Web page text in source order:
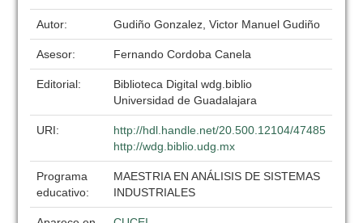
Autor: Gudiño Gonzalez, Victor Manuel Gudiño
Asesor: Fernando Cordoba Canela
Editorial:
Biblioteca Digital wdg.biblio
Universidad de Guadalajara
URI:
http://hdl.handle.net/20.500.12104/47485
http://wdg.biblio.udg.mx
Programa
educativo:
MAESTRIA EN ANÁLISIS DE SISTEMAS
INDUSTRIALES